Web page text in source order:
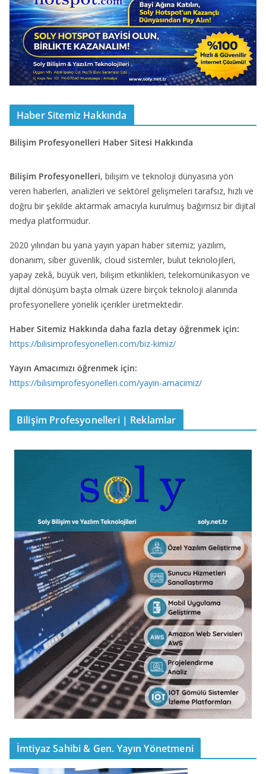
Haber Sitemiz Hakkında
Bilişim Profesyonelleri Haber Sitesi Hakkında
Bilişim Profesyonelleri, bilişim ve teknoloji dünyasına yön
veren haberleri, analizleri ve sektörel gelişmeleri tarafsız, hızlı ve
doğru bir şekilde aktarmak amacıyla kurulmuş bağımsız bir dijital
medya platformudur.
2020 yılından bu yana yayın yapan haber sitemiz; yazılım,
donanım, siber güvenlik, cloud sistemler, bulut teknolojileri,
yapay zekâ, büyük veri, bilişim etkinlikleri, telekomünikasyon ve
dijital dönüşüm başta olmak üzere birçok teknoloji alanında
profesyonellere yönelik içerikler üretmektedir.
Haber Sitemiz Hakkında daha fazla detay öğrenmek için:
https://bilisimprofesyonelleri.com/biz-kimiz/
Yayın Amacımızı öğrenmek için:
https://bilisimprofesyonelleri.com/yayin-amacimiz/
Bilişim Profesyonelleri | Reklamlar
İmtiyaz Sahibi & Gen. Yayın Yönetmeni